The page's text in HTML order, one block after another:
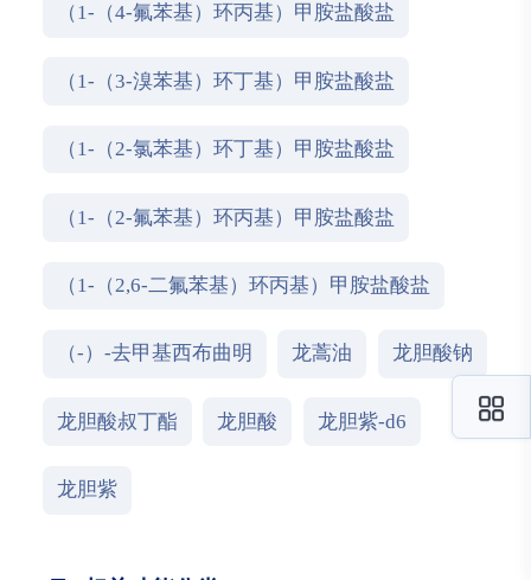
（1-（4-氟苯基）环丙基）甲胺盐酸盐
（1-（3-溴苯基）环丁基）甲胺盐酸盐
（1-（2-氯苯基）环丁基）甲胺盐酸盐
（1-（2-氟苯基）环丙基）甲胺盐酸盐
（1-（2,6-二氟苯基）环丙基）甲胺盐酸盐
（-）-去甲基西布曲明 龙蒿油 龙胆酸钠
龙胆酸叔丁酯 龙胆酸 龙胆紫-d6
龙胆紫